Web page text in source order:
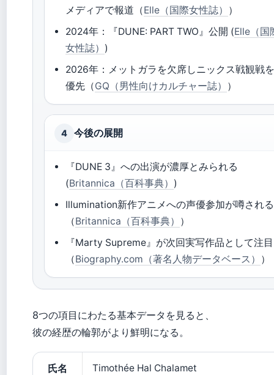
メディアで報道（Elle（国際女性誌） ）
2024年：『DUNE: PART TWO』公開 (Elle（国
女性誌） )
2026年：メットガラを欠席しニックス戦観戦
優先（GQ（男性向けカルチャー誌） ）
4 今後の展開
『DUNE 3』への出演が濃厚とみられる
(Britannica（百科事典） )
Illumination新作アニメへの声優参加が噂される
（Britannica（百科事典） ）
『Marty Supreme』が次回実写作品として注目
（Biography.com（著名人物データベース） ）
8つの項目にわたる基本データを見ると、
彼の経歴の輪郭がより鮮明になる。
氏名 Timothée Hal Chalamet